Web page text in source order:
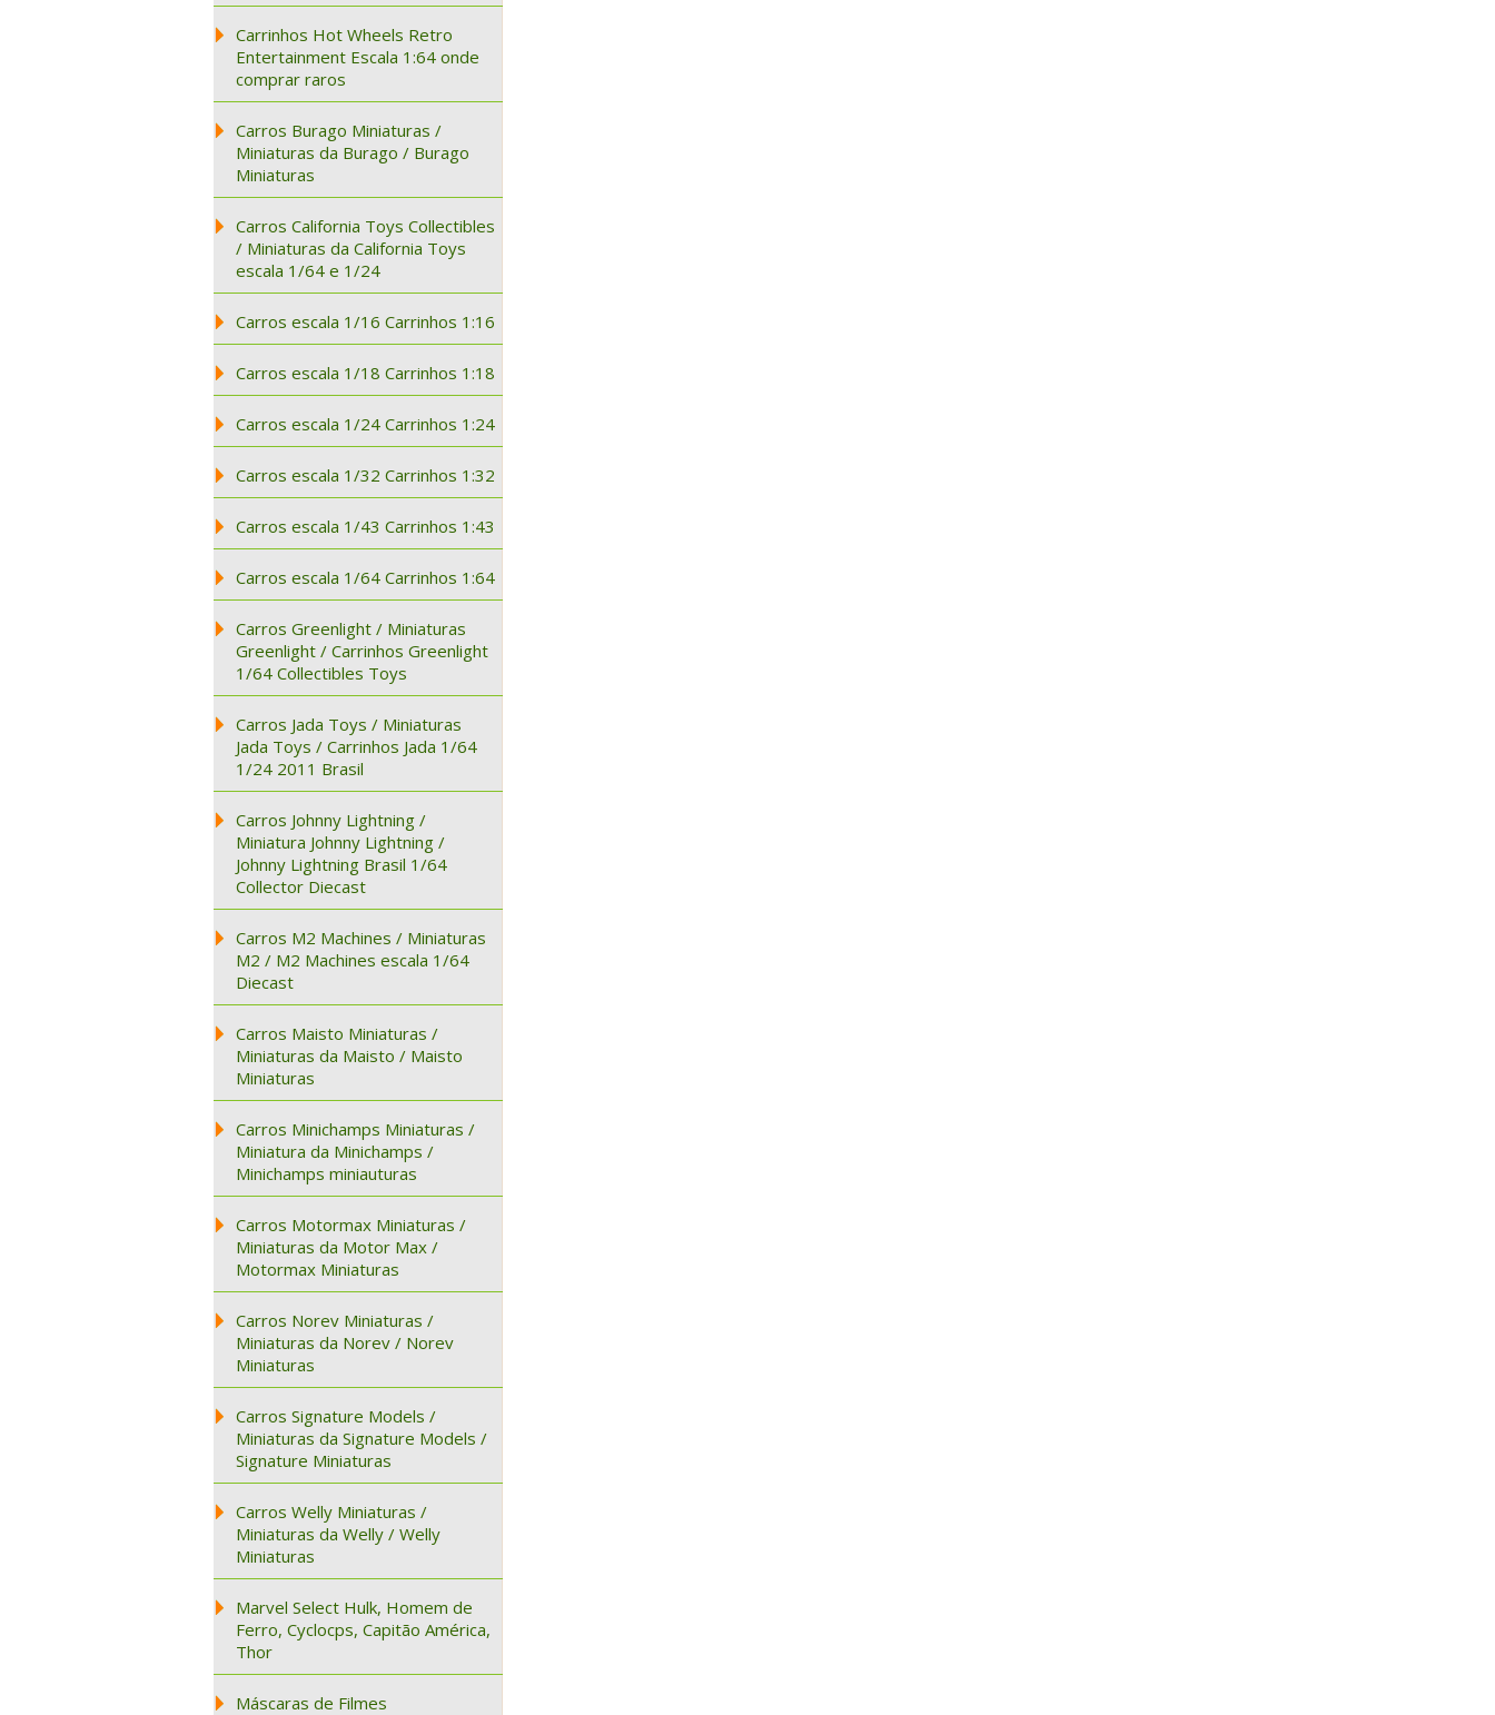
Carrinhos Hot Wheels Retro
Entertainment Escala 1:64 onde
comprar raros
Carros Burago Miniaturas /
Miniaturas da Burago / Burago
Miniaturas
Carros California Toys Collectibles
/ Miniaturas da California Toys
escala 1/64 e 1/24
Carros escala 1/16 Carrinhos 1:16
Carros escala 1/18 Carrinhos 1:18
Carros escala 1/24 Carrinhos 1:24
Carros escala 1/32 Carrinhos 1:32
Carros escala 1/43 Carrinhos 1:43
Carros escala 1/64 Carrinhos 1:64
Carros Greenlight / Miniaturas
Greenlight / Carrinhos Greenlight
1/64 Collectibles Toys
Carros Jada Toys / Miniaturas
Jada Toys / Carrinhos Jada 1/64
1/24 2011 Brasil
Carros Johnny Lightning /
Miniatura Johnny Lightning /
Johnny Lightning Brasil 1/64
Collector Diecast
Carros M2 Machines / Miniaturas
M2 / M2 Machines escala 1/64
Diecast
Carros Maisto Miniaturas /
Miniaturas da Maisto / Maisto
Miniaturas
Carros Minichamps Miniaturas /
Miniatura da Minichamps /
Minichamps miniauturas
Carros Motormax Miniaturas /
Miniaturas da Motor Max /
Motormax Miniaturas
Carros Norev Miniaturas /
Miniaturas da Norev / Norev
Miniaturas
Carros Signature Models /
Miniaturas da Signature Models /
Signature Miniaturas
Carros Welly Miniaturas /
Miniaturas da Welly / Welly
Miniaturas
Marvel Select Hulk, Homem de
Ferro, Cyclocps, Capitão América,
Thor
Máscaras de Filmes